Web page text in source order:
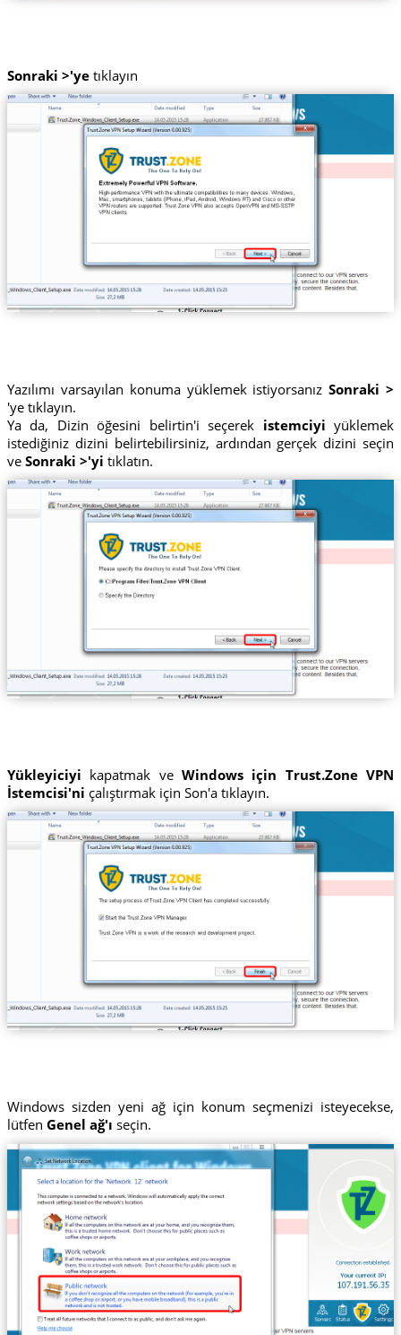
Sonraki >'yetıklayın
Yazılımı varsayılan konuma yüklemek istiyorsanızSonraki >
'ye tıklayın.
Ya da, Dizin öğesini belirtin'i seçerek istemciyi yüklemek
istediğiniz dizini belirtebilirsiniz, ardından gerçek dizini seçin
ve Sonraki >'yi tıklatın.
Yükleyiciyi kapatmak ve Windows için Trust.Zone VPN
İstemcisi'ni çalıştırmak için Son'a tıklayın.
Windows sizden yeni ağ için konum seçmenizi isteyecekse,
lütfen Genel ağ'ı seçin.